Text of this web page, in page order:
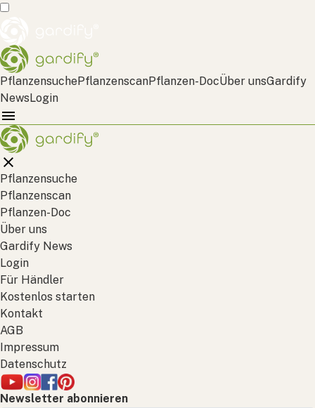
PflanzensuchePflanzenscanPflanzen-DocÜber unsGardify
NewsLogin
Pflanzensuche
Pflanzenscan
Pflanzen-Doc
Über uns
Gardify News
Login
Für Händler
Kostenlos starten
Kontakt
AGB
Impressum
Datenschutz
Newsletter abonnieren